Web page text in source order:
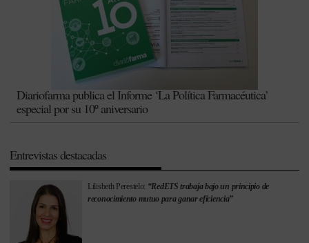
Diariofarma publica el Informe ‘La Política Farmacéutica’
especial por su 10º aniversario
Entrevistas destacadas
Lilisbeth Perestelo: “RedETS trabaja bajo un principio de
reconocimiento mutuo para ganar eficiencia”